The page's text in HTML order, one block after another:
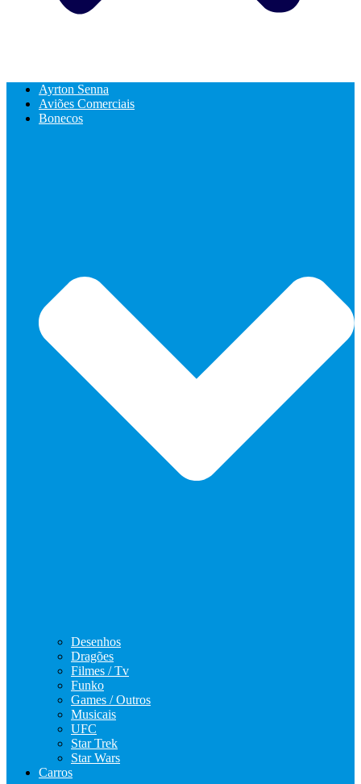
Ayrton Senna
Aviões Comerciais
Bonecos
Desenhos
Dragões
Filmes / Tv
Funko
Games / Outros
Musicais
UFC
Star Trek
Star Wars
Carros